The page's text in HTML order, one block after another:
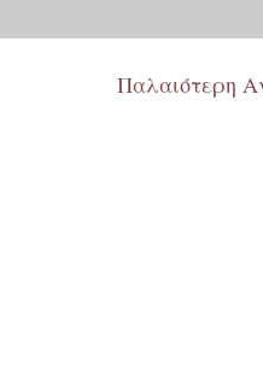
Παλαιότερη